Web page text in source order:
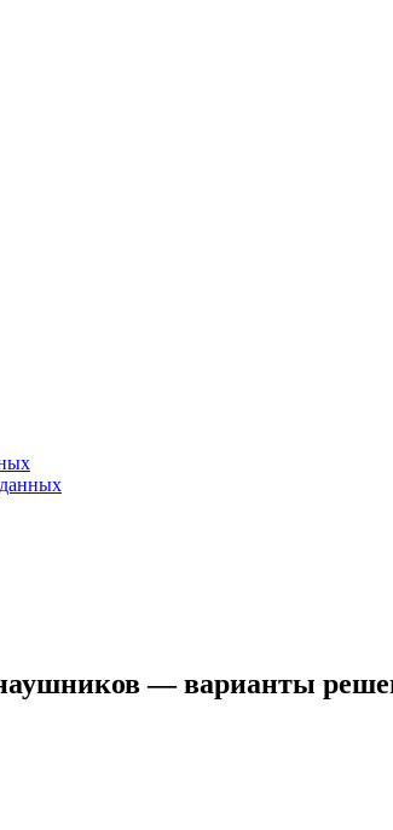
— варианты